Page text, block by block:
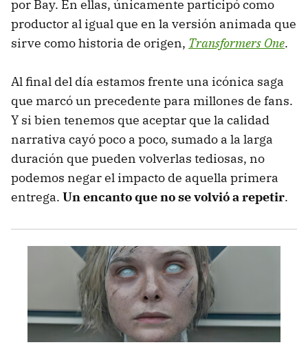
por Bay. En ellas, únicamente participó como
productor al igual que en la versión animada que
sirve como historia de origen, Transformers One.
Al final del día estamos frente una icónica saga
que marcó un precedente para millones de fans.
Y si bien tenemos que aceptar que la calidad
narrativa cayó poco a poco, sumado a la larga
duración que pueden volverlas tediosas, no
podemos negar el impacto de aquella primera
entrega. Un encanto que no se volvió a repetir.